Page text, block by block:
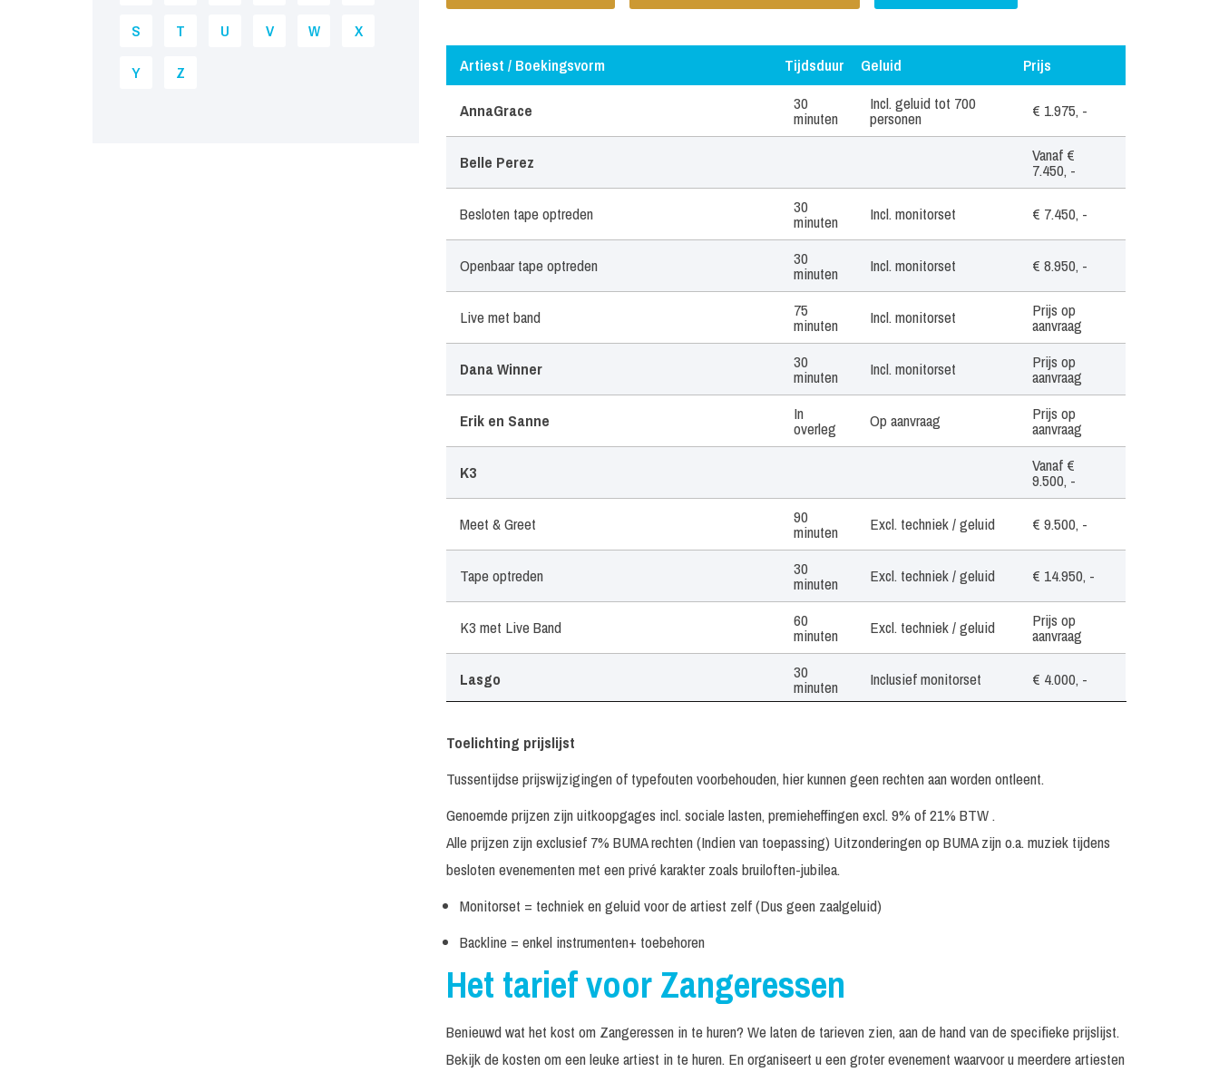
S
T U V W
X
Y
Z Artiest / Boekingsvorm Tijdsduur Geluid
Prijs
Tijdsduur Geluid
AnnaGrace 30
minuten
Incl. geluid tot 700
personen € 1.975, -
Belle Perez Vanaf €
7.450, -
Besloten tape optreden 30
minuten Incl. monitorset € 7.450, -
Openbaar tape optreden 30
minuten Incl. monitorset € 8.950, -
Live met band 75
minuten Incl. monitorset Prijs op
aanvraag
Dana Winner 30
minuten Incl. monitorset Prijs op
aanvraag
Erik en Sanne In
overleg Op aanvraag Prijs op
aanvraag
K3 Vanaf €
9.500, -
Meet & Greet 90
minuten Excl. techniek / geluid € 9.500, -
Tape optreden 30
minuten Excl. techniek / geluid € 14.950, -
K3 met Live Band 60
minuten Excl. techniek / geluid Prijs op
aanvraag
Lasgo 30
minuten Inclusief monitorset € 4.000, -
Lisa del Bo 40
minuten Excl. techniek Prijs op
aanvraag
Marjan Berger 30
minuten Inclusief monitorset € 1.650, -
Meet & Greet
Tape optreden 30
minuten
Mieke Vanaf €
2.150, -
Toelichting prijslijst
Tussentijdse prijswijzigingen of typefouten voorbehouden, hier kunnen geen rechten aan worden ontleent.
Genoemde prijzen zijn uitkoopgages incl. sociale lasten, premieheffingen excl. 9% of 21% BTW .
Alle prijzen zijn exclusief 7% BUMA rechten (Indien van toepassing) Uitzonderingen op BUMA zijn o.a. muziek tijdens
besloten evenementen met een privé karakter zoals bruiloften-jubilea.
Monitorset = techniek en geluid voor de artiest zelf (Dus geen zaalgeluid)
Backline = enkel instrumenten+ toebehoren
Het tarief voor Zangeressen
Benieuwd wat het kost om Zangeressen in te huren? We laten de tarieven zien, aan de hand van de specifieke prijslijst.
Bekijk de kosten om een leuke artiest in te huren. En organiseert u een groter evenement waarvoor u meerdere artiesten